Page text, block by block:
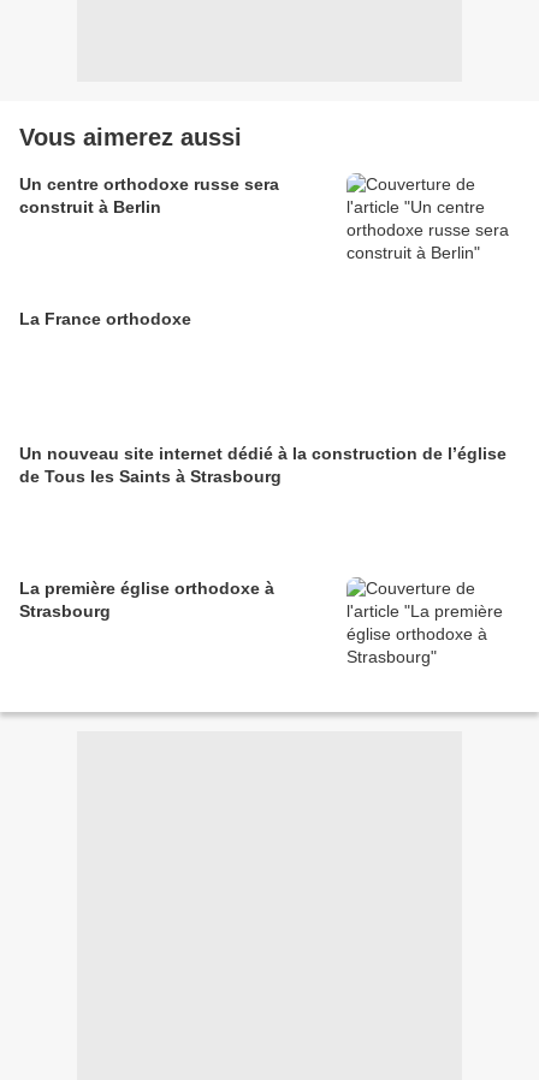
Vous aimerez aussi
Un centre orthodoxe russe sera
construit à Berlin
La France orthodoxe
Un nouveau site internet dédié à la construction de l’église
de Tous les Saints à Strasbourg
La première église orthodoxe à
Strasbourg